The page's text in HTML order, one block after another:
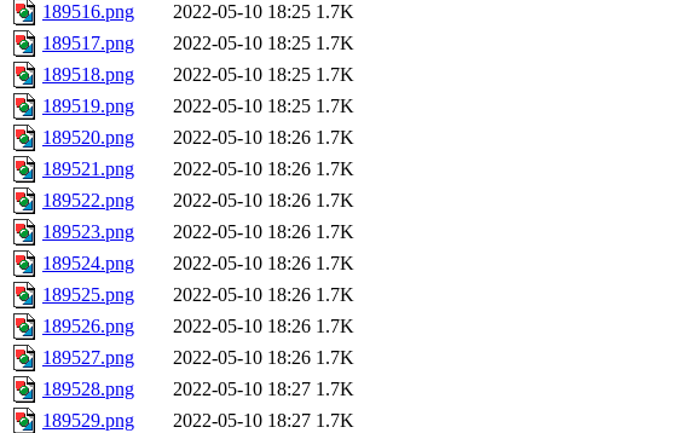
189516.png
2022-05-10 18:25 1.7K
189517.png
2022-05-10 18:25 1.7K
189518.png
2022-05-10 18:25 1.7K
189519.png
2022-05-10 18:25 1.7K
189520.png
2022-05-10 18:26 1.7K
189521.png
2022-05-10 18:26 1.7K
189522.png
2022-05-10 18:26 1.7K
189523.png
2022-05-10 18:26 1.7K
189524.png
2022-05-10 18:26 1.7K
189525.png
2022-05-10 18:26 1.7K
189526.png
2022-05-10 18:26 1.7K
189527.png
2022-05-10 18:26 1.7K
189528.png
2022-05-10 18:27 1.7K
189529.png
2022-05-10 18:27 1.7K